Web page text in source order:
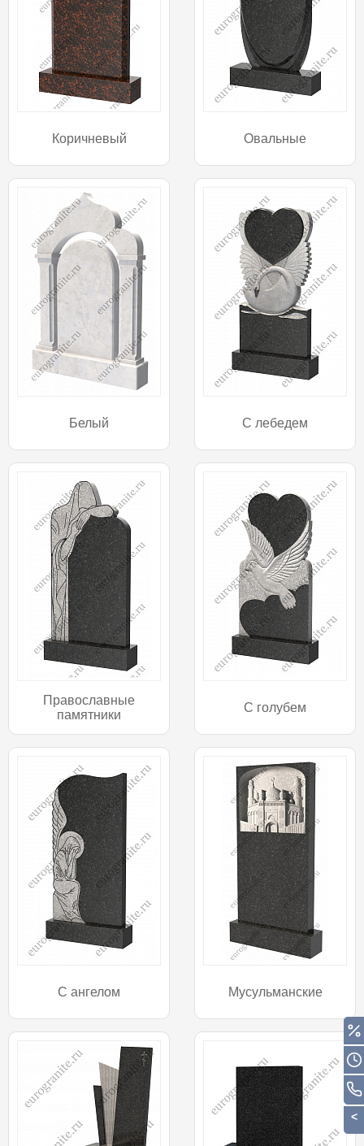
Коричневый Овальные
Белый С лебедем
Православные
памятники
С голубем
С ангелом Мусульманские